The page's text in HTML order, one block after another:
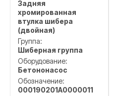
Задняя
хромированная
втулка шибера
(двойная)
Группа:
Шиберная группа
Оборудование:
Бетононасос
Обозначение:
000190201A0000011